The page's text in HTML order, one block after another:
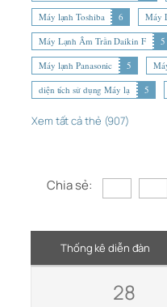
Máy lạnh Toshiba
6 Máy
Máy Lạnh Âm Trần Daikin F
5
Máy lạnh Panasonic
5
diện tích sử dụng Máy lạ
5
Xem tất cả thẻ (907)
Chia sẻ:
Thống kê diễn đàn
28